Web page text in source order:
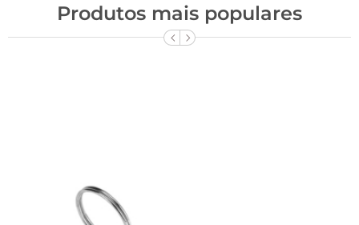
Produtos mais populares